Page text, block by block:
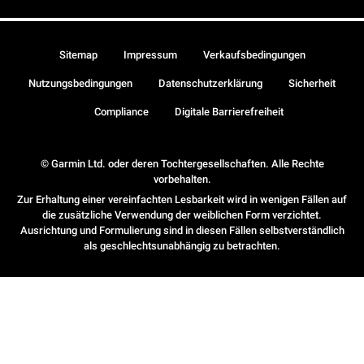
© Garmin Ltd. oder deren Tochtergesellschaften. Alle Rechte
vorbehalten.
Zur Erhaltung einer vereinfachten Lesbarkeit wird in wenigen Fällen auf
die zusätzliche Verwendung der weiblichen Form verzichtet.
Ausrichtung und Formulierung sind in diesen Fällen selbstverständlich
als geschlechtsunabhängig zu betrachten.
Sitemap Impressum Verkaufsbedingungen
Nutzungsbedingungen Datenschutzerklärung Sicherheit
Compliance Digitale Barrierefreiheit